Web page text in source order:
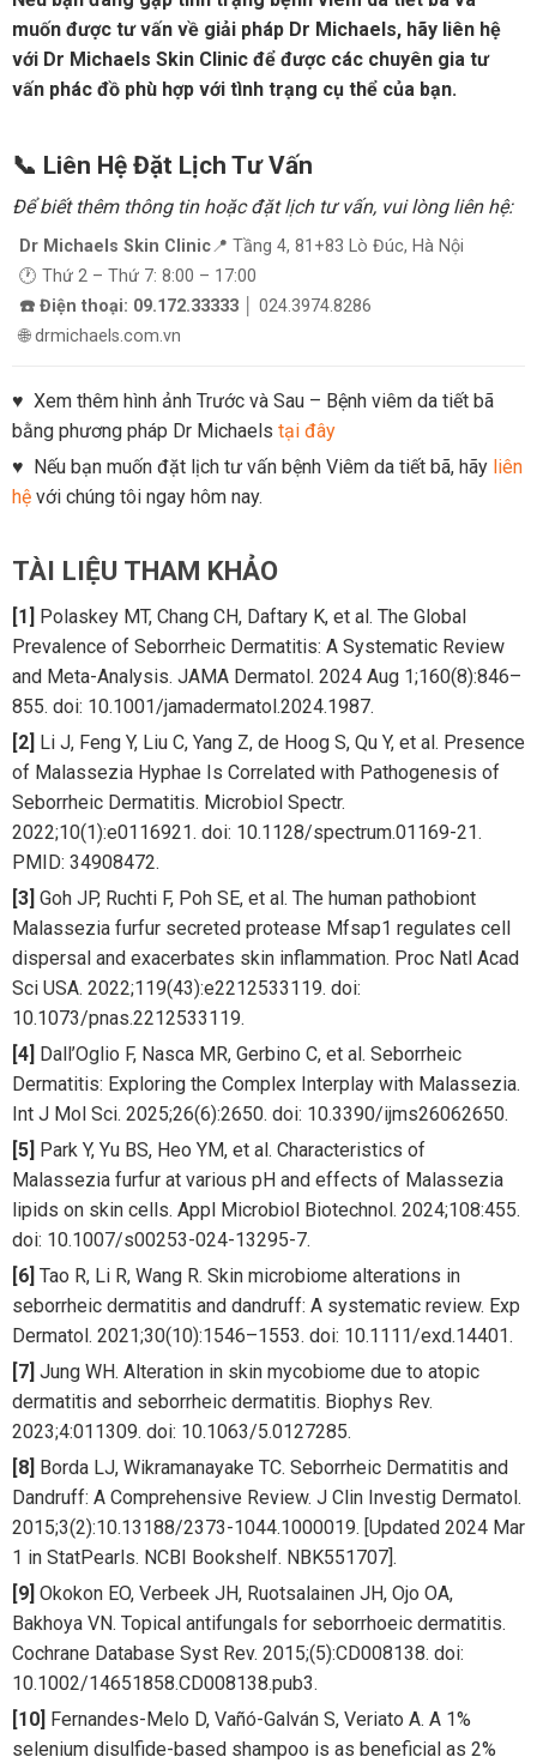
muốn được tư vấn về giải pháp Dr Michaels, hãy liên hệ
với Dr Michaels Skin Clinic để được các chuyên gia tư
vấn phác đồ phù hợp với tình trạng cụ thể của bạn.
📞 Liên Hệ Đặt Lịch Tư Vấn
Để biết thêm thông tin hoặc đặt lịch tư vấn, vui lòng liên hệ:
Dr Michaels Skin Clinic📍 Tầng 4, 81+83 Lò Đúc, Hà Nội
🕐 Thứ 2 – Thứ 7: 8:00 – 17:00
☎️ Điện thoại: 09.172.33333│ 024.3974.8286
🌐 drmichaels.com.vn
♥ Xem thêm hình ảnh Trước và Sau – Bệnh viêm da tiết bã
bằng phương pháp Dr Michaels tại đây
♥ Nếu bạn muốn đặt lịch tư vấn bệnh Viêm da tiết bã, hãy liên
hệvới chúng tôi ngay hôm nay.
TÀI LIỆU THAM KHẢO
[1] Polaskey MT, Chang CH, Daftary K, et al. The Global
Prevalence of Seborrheic Dermatitis: A Systematic Review
and Meta-Analysis. JAMA Dermatol. 2024 Aug 1;160(8):846–
855. doi: 10.1001/jamadermatol.2024.1987.
[2] Li J, Feng Y, Liu C, Yang Z, de Hoog S, Qu Y, et al. Presence
of Malassezia Hyphae Is Correlated with Pathogenesis of
Seborrheic Dermatitis. Microbiol Spectr.
2022;10(1):e0116921. doi: 10.1128/spectrum.01169-21.
PMID: 34908472.
[3] Goh JP, Ruchti F, Poh SE, et al. The human pathobiont
Malassezia furfur secreted protease Mfsap1 regulates cell
dispersal and exacerbates skin inflammation. Proc Natl Acad
Sci USA. 2022;119(43):e2212533119. doi:
10.1073/pnas.2212533119.
[4] Dall’Oglio F, Nasca MR, Gerbino C, et al. Seborrheic
Dermatitis: Exploring the Complex Interplay with Malassezia.
Int J Mol Sci. 2025;26(6):2650. doi: 10.3390/ijms26062650.
[5] Park Y, Yu BS, Heo YM, et al. Characteristics of
Malassezia furfur at various pH and effects of Malassezia
lipids on skin cells. Appl Microbiol Biotechnol. 2024;108:455.
doi: 10.1007/s00253-024-13295-7.
[6] Tao R, Li R, Wang R. Skin microbiome alterations in
seborrheic dermatitis and dandruff: A systematic review. Exp
Dermatol. 2021;30(10):1546–1553. doi: 10.1111/exd.14401.
[7] Jung WH. Alteration in skin mycobiome due to atopic
dermatitis and seborrheic dermatitis. Biophys Rev.
2023;4:011309. doi: 10.1063/5.0127285.
[8] Borda LJ, Wikramanayake TC. Seborrheic Dermatitis and
Dandruff: A Comprehensive Review. J Clin Investig Dermatol.
2015;3(2):10.13188/2373-1044.1000019. [Updated 2024 Mar
1 in StatPearls. NCBI Bookshelf. NBK551707].
[9] Okokon EO, Verbeek JH, Ruotsalainen JH, Ojo OA,
Bakhoya VN. Topical antifungals for seborrhoeic dermatitis.
Cochrane Database Syst Rev. 2015;(5):CD008138. doi:
10.1002/14651858.CD008138.pub3.
[10] Fernandes-Melo D, Vañó-Galván S, Veriato A. A 1%
selenium disulfide-based shampoo is as beneficial as 2%